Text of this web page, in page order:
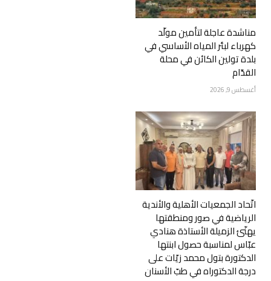
مناشدة عاجلة لتأمين مولّد
كهرباء لبئر المياه الأساسي في
بلدة تولين الكائن في محلة
القدّام
أغسطس 9, 2026
اتّحاد الجمعيات الأهلية والأندية
الرياضية في صور ومنطقتها
يهنّئ الزميلة الأستاذة هنادي
عبّاس لمناسبة حصول ابنتها
الدكتورة بتول محمد زيّات على
درجة الدكتوراه في طبّ الأسنان